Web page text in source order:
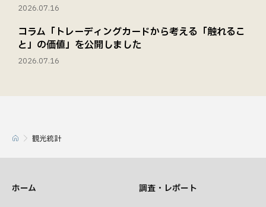
2026.07.16
コラム「トレーディングカードから考える「触れるこ
と」の価値」を公開しました
2026.07.16
観光統計
ホーム 調査・レポート